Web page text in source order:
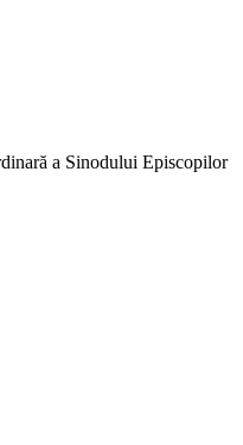
a Sinodului Episcopilor